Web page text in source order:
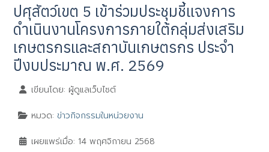
ปศุสัตว์เขต 5 เข้าร่วมประชุมชี้แจงการ
ดำเนินงานโครงการภายใต้กลุ่มส่งเสริม
เกษตรกรและสถาบันเกษตรกร ประจำ
ปีงบประมาณ พ.ศ. 2569
เขียนโดย: ผู้ดูแลเว็บไซต์
หมวด: ข่าวกิจกรรมในหน่วยงาน
เผยแพร่เมื่อ: 14 พฤศจิกายน 2568